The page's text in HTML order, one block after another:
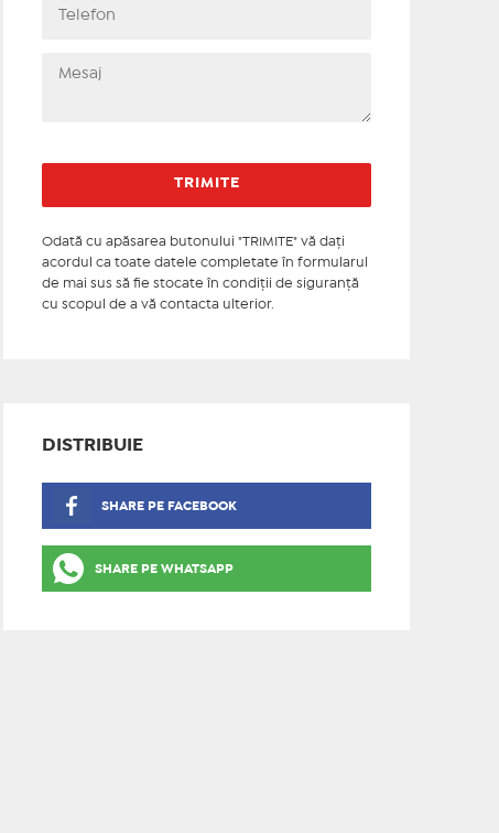
Odată cu apăsarea butonului "TRIMITE" vă daţi
acordul ca toate datele completate în formularul
de mai sus să fie stocate în condiţii de siguranţă
cu scopul de a vă contacta ulterior.
DISTRIBUIE
SHARE PE FACEBOOK
SHARE PE WHATSAPP